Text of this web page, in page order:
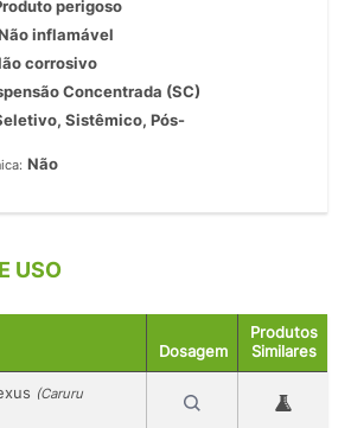
perigoso
inflamável
corrosivo
Concentrada (SC)
Sistêmico, Pós-
Não
USO
Dosagem
Produtos
Similares
(Caruru